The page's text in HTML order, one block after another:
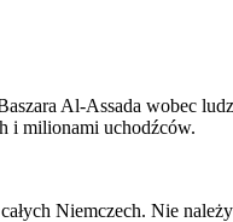
Al-Assada wobec
i milionami uchodźców.
Niemczech. Nie